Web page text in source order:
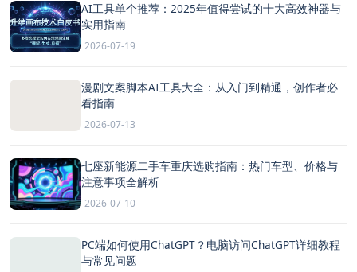
AI工具单个推荐：2025年值得尝试的十大高效神器与
实用指南
2026-07-19
漫剧文案脚本AI工具大全：从入门到精通，创作者必
看指南
2026-07-13
七座新能源二手车重庆选购指南：热门车型、价格与
注意事项全解析
2026-07-10
PC端如何使用ChatGPT？电脑访问ChatGPT详细教程
与常见问题